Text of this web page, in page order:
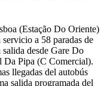
(Estação Do Oriente)
a 58 paradas de
desde Gare Do
Da Pipa (C Comercial).
llegadas del autobús
salida programada del